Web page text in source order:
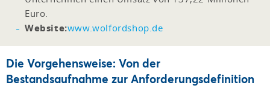
Euro.
Website:www.wolfordshop.de
Die Vorgehensweise: Von der
Bestandsaufnahme zur Anforderungsdefinition